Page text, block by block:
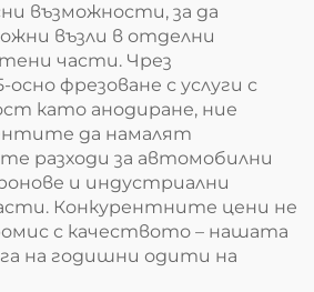
възможности, за да
възли в отделни
части. Чрез
фрезоване с услуги с
като анодиране, ние
да намалят
разходи за автомобилни
и индустриални
Конкурентните цени не
с качеството – нашата
на годишни одити на